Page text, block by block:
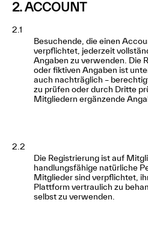
2. ACCOUNT
2.1
Besuchende, die einen
verpflichtet, jederzeit
Angaben zu verwenden. Die
oder fiktiven Angaben ist
auch nachträglich –
zu prüfen oder durch Dritte
Mitgliedern ergänzende
2.2
Die Registrierung ist auf
handlungsfähige natürliche
Mitglieder sind verpflichtet,
Plattform vertraulich zu
selbst zu verwenden.